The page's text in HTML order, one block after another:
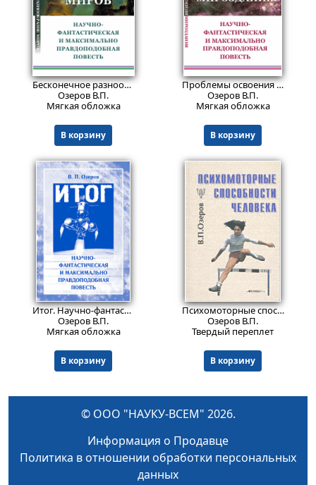
789₽
Бесконечное разнообразие миров: Научно-фантастическая и максимально правдоподобная повесть.
Озеров В.П.
Мягкая обложка
В корзину
609₽
Проблемы освоения мироздания: Научно-фантастическая и максимально правдоподобная повесть.
Озеров В.П.
Мягкая обложка
В корзину
799₽
Итог. Научно-фантастическая и максимально правдоподобная повесть
Озеров В.П.
Мягкая обложка
В корзину
Пред.заказ!
Психомоторные способности человека.
Озеров В.П.
Твердый переплет
В корзину
© ООО "НАУКУ-ВСЕМ" 2026.
Информация о Продавце
Политика в отношении обработки персональных
данных